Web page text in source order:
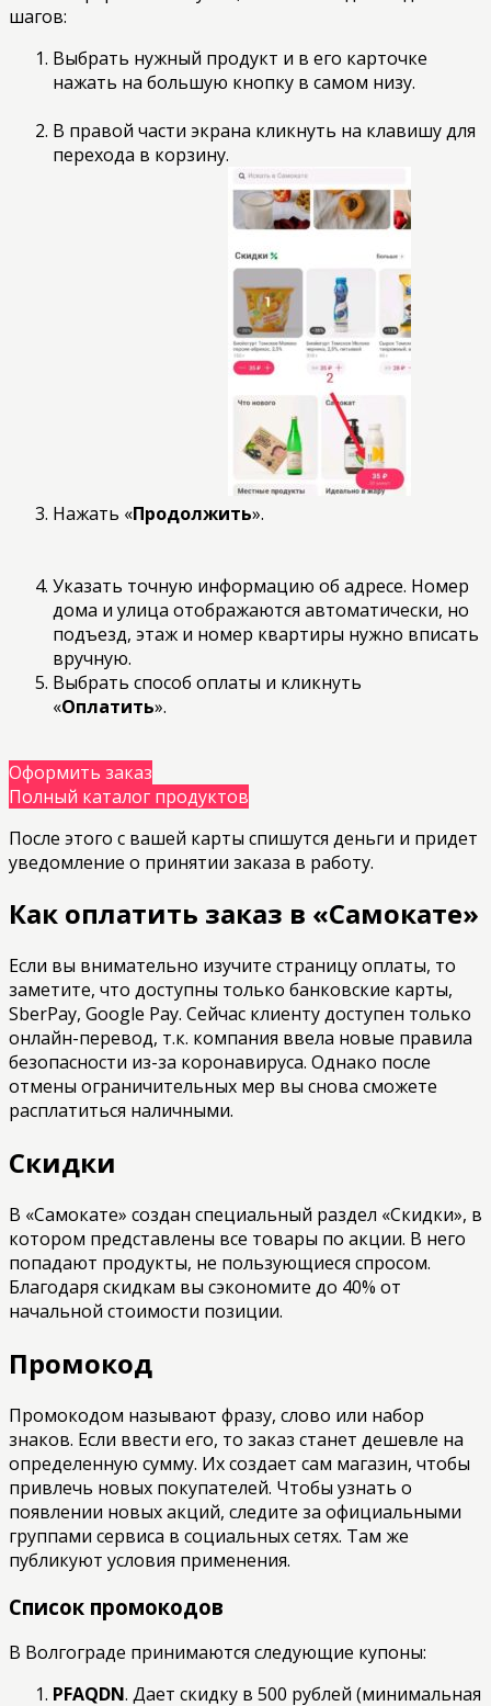
шагов:
Выбрать нужный продукт и в его карточке
нажать на большую кнопку в самом низу.
В правой части экрана кликнуть на клавишу для
перехода в корзину.
Нажать «Продолжить».
Указать точную информацию об адресе. Номер
дома и улица отображаются автоматически, но
подъезд, этаж и номер квартиры нужно вписать
вручную.
Выбрать способ оплаты и кликнуть
«Оплатить».
Оформить заказ
Полный каталог продуктов
После этого с вашей карты спишутся деньги и придет
уведомление о принятии заказа в работу.
Как оплатить заказ в «Самокате»
Если вы внимательно изучите страницу оплаты, то
заметите, что доступны только банковские карты,
SberPay, Google Pay. Сейчас клиенту доступен только
онлайн-перевод, т.к. компания ввела новые правила
безопасности из-за коронавируса. Однако после
отмены ограничительных мер вы снова сможете
расплатиться наличными.
Скидки
В «Самокате» создан специальный раздел «Скидки», в
котором представлены все товары по акции. В него
попадают продукты, не пользующиеся спросом.
Благодаря скидкам вы сэкономите до 40% от
начальной стоимости позиции.
Промокод
Промокодом называют фразу, слово или набор
знаков. Если ввести его, то заказ станет дешевле на
определенную сумму. Их создает сам магазин, чтобы
привлечь новых покупателей. Чтобы узнать о
появлении новых акций, следите за официальными
группами сервиса в социальных сетях. Там же
публикуют условия применения.
Список промокодов
В Волгограде принимаются следующие купоны:
PFAQDN. Дает скидку в 500 рублей (минимальная